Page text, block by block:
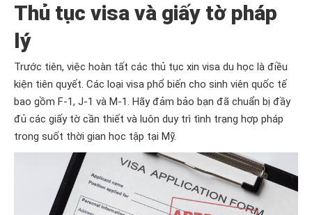
Thủ tục visa và giấy tờ pháp
lý
Trước tiên, việc hoàn tất các thủ tục xin visa du học là điều
kiện tiên quyết. Các loại visa phổ biến cho sinh viên quốc tế
bao gồm F-1, J-1 và M-1. Hãy đảm bảo bạn đã chuẩn bị đầy
đủ các giấy tờ cần thiết và luôn duy trì tình trạng hợp pháp
trong suốt thời gian học tập tại Mỹ.